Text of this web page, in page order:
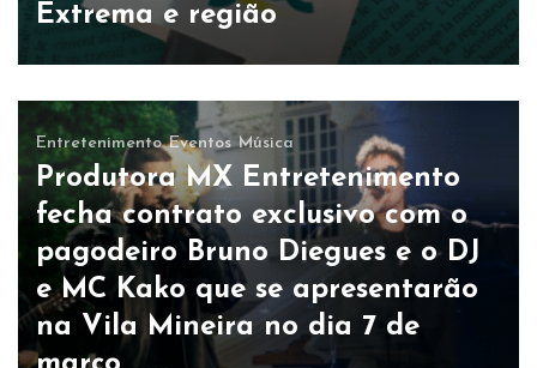
Extrema e região
Entretenimento Eventos Música
Produtora MX Entretenimento
fecha contrato exclusivo com o
pagodeiro Bruno Diegues e o DJ
e MC Kako que se apresentarão
na Vila Mineira no dia 7 de